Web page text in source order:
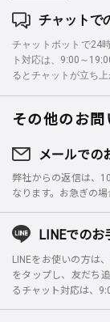
チャットで
チャットボットで24
ト対応は、9:00～
るとチャットが立ち上
その他のお
メールでの
弊社からの返信は、
なります。お急ぎの
LINEでのお
LINEをお使いの方は
をタップし、友だち
るチャット対応は、